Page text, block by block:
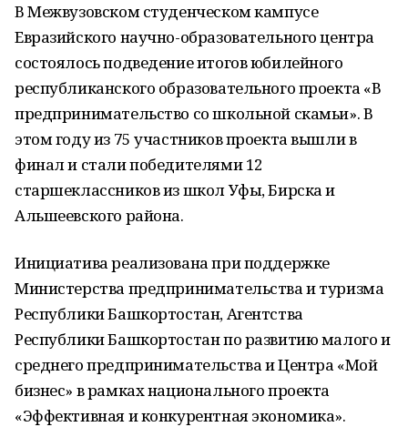
В Межвузовском студенческом кампусе
Евразийского научно-образовательного центра
состоялось подведение итогов юбилейного
республиканского образовательного проекта «В
предпринимательство со школьной скамьи». В
этом году из 75 участников проекта вышли в
финал и стали победителями 12
старшеклассников из школ Уфы, Бирска и
Альшеевского района.
Инициатива реализована при поддержке
Министерства предпринимательства и туризма
Республики Башкортостан, Агентства
Республики Башкортостан по развитию малого и
среднего предпринимательства и Центра «Мой
бизнес» в рамках национального проекта
«Эффективная и конкурентная экономика».